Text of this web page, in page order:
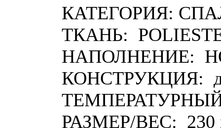
КАТЕГОРИЯ:
ТКАНЬ:
НАПОЛНЕНИЕ:
КОНСТРУКЦИЯ:
РАЗМЕР/ВЕС: 230